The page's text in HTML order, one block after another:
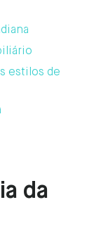
estilos de
da